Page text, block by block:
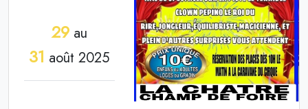
29au
31 août 2025